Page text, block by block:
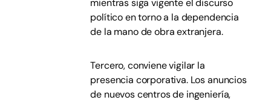
mientras siga vigente el discurso
político en torno a la dependencia
de la mano de obra extranjera.
Tercero, conviene vigilar la
presencia corporativa. Los anuncios
de nuevos centros de ingeniería,